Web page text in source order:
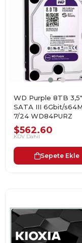
WD Purple 8TB 3,5"
SATA III 6Gbit/
7/24 WD84PURZ
$562.60
KDV Dahil
Sepete Ekle